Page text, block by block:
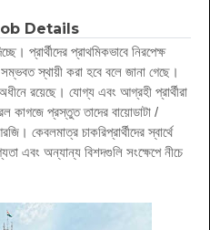
Details
প্রার্থীদের প্রাথমিকভাবে নিরপেক্ষ
স্থায়ী করা হবে বলে জানা গেছে।
রয়েছে। যোগ্য এবং আগ্রহী প্রার্থীরা
কাগজে প্রস্তুত তাদের বায়োডাটা /
কেবলমাত্র চাকরিপ্রার্থীদের স্বার্থে
এবং অন্যান্য বিশদগুলি সংক্ষেপে নীচে